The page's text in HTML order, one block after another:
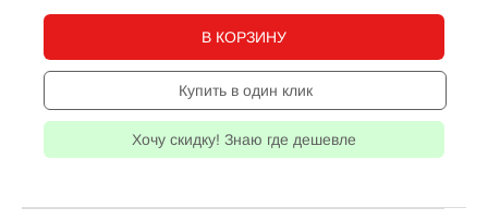
В КОРЗИНУ
Купить в один клик
Хочу скидку! Знаю где дешевле